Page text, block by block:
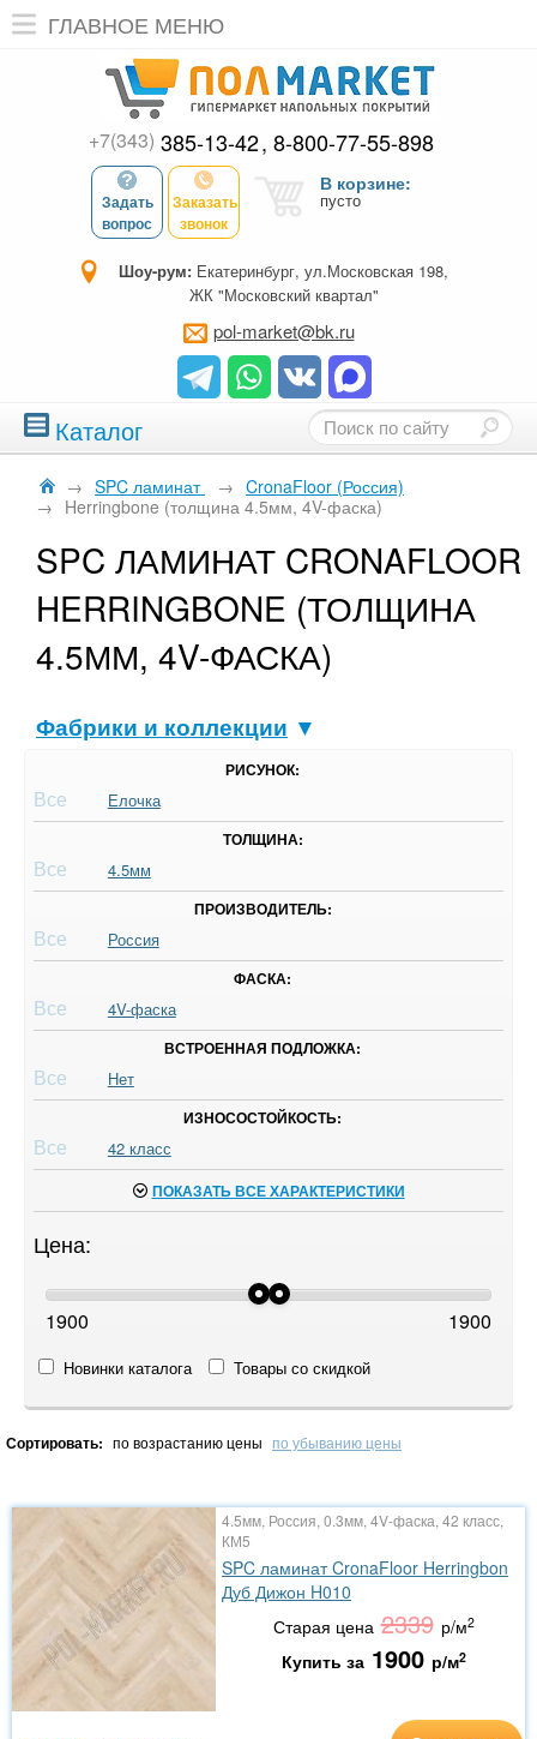
ГЛАВНОЕ МЕНЮ
+7(343) 385-13-42 8-800-77-55-898
Задать
вопрос
Заказать
звонок
В корзине:
пусто
Шоу-рум: Екатеринбург, ул.Московская 198,
ЖК "Московский квартал"
pol-market@bk.ru
Каталог
→ SPC ламинат → CronaFloor (Россия)
→ Herringbone (толщина 4.5мм, 4V-фаска)
SPC ЛАМИНАТ CRONAFLOOR
HERRINGBONE (ТОЛЩИНА
4.5ММ, 4V-ФАСКА)
Фабрики и коллекции ▼
РИСУНОК:
Все Елочка
ТОЛЩИНА:
Все 4.5мм
ПРОИЗВОДИТЕЛЬ:
Все Россия
ФАСКА:
Все 4V-фаска
ВСТРОЕННАЯ ПОДЛОЖКА:
Все Нет
ИЗНОСОСТОЙКОСТЬ:
Все 42 класс
ПОКАЗАТЬ ВСЕ ХАРАКТЕРИСТИКИ
Цена:
1900 1900
Новинки каталога Товары со скидкой
Сортировать: по возрастанию цены по убыванию цены
4.5мм, Россия, 0.3мм, 4V-фаска, 42 класс,
КМ5
SPC ламинат CronaFloor Herringbon
Дуб Дижон H010
Старая цена 2339 р/м2
Купить за 1900 р/м2